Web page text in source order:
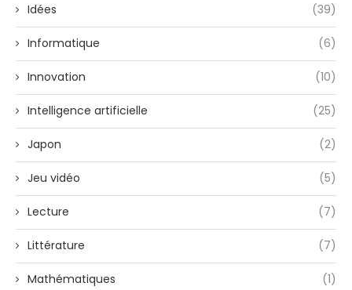
Idées (39)
Informatique (6)
Innovation (10)
Intelligence artificielle (25)
Japon (2)
Jeu vidéo (5)
Lecture (7)
Littérature (7)
Mathématiques (1)